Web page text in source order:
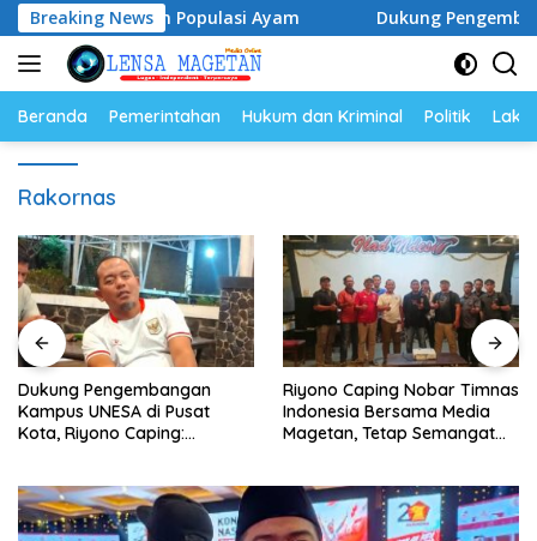
Langsung
ke
konten
Breaking News
dan Populasi Ayam Dukung Pengembangan
Beranda Pemerintahan Hukum dan Kriminal Politik
Rakornas
Dukung Pengembangan
Kampus UNESA di Pusat
Kota, Riyono Caping:
Riyono Caping Nobar Timnas
Indonesia Bersama Media
Magetan, Tetap Semangat